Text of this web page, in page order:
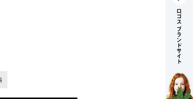
ロゴス ブランドサイト